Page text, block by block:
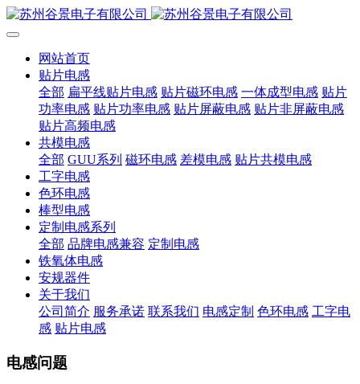
网站首页
贴片电感
全部 扁平线贴片电感 贴片磁环电感 一体成型电感 贴片
功率电感 贴片功率电感 贴片屏蔽电感 贴片非屏蔽电感
贴片高频电感
共模电感
全部 GUU系列 磁环电感 差模电感 贴片共模电感
工字电感
色环电感
棒型电感
定制电感系列
全部 品牌电感兼容 定制电感
铁氧体电感
安规器件
关于我们
公司简介 服务承诺 联系我们 电感定制 色环电感 工字电
感 贴片电感
电感问题